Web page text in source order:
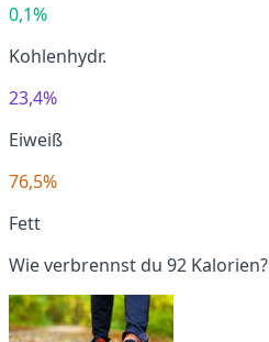
0,1%
Kohlenhydr.
23,4%
Eiweiß
76,5%
Fett
Wie verbrennst du 92 Kalorien?